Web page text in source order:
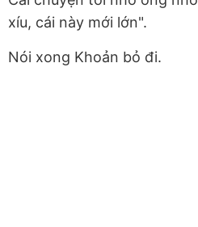
xíu, cái này mới lớn".
Nói xong Khoản bỏ đi.